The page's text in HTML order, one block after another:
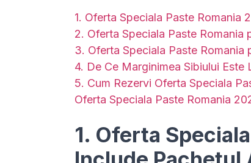
1. Oferta Speciala Paste Romania
2. Oferta Speciala Paste Romania
3. Oferta Speciala Paste Romania
4. De Ce Marginimea Sibiului
5. Cum Rezervi Oferta Speciala
Oferta Speciala Paste Romania
1. Oferta